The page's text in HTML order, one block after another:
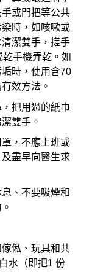
或門把等公共
時，如咳嗽或
潔雙手，搓手
手機弄乾。如
時，使用含70
效方法。
把用過的紙巾
雙手。
，不應上班或
盡早向醫生求
、不要吸煙和
俬、玩具和共
水（即把1 份